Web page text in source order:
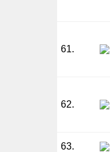
61.
62.
63.